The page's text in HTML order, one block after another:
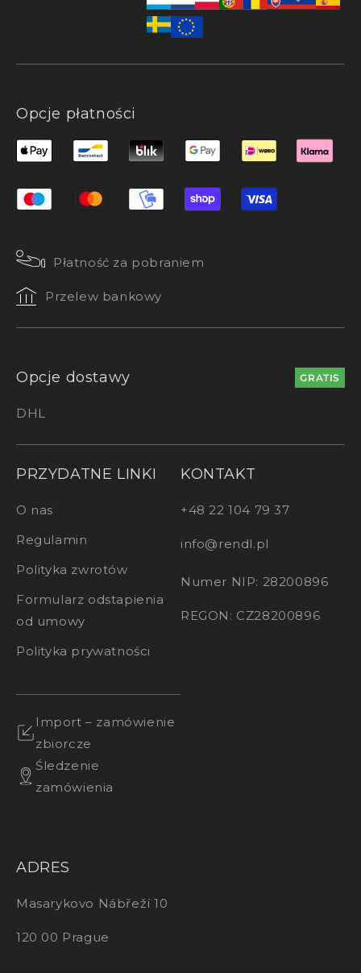
Opcje płatności
Płatność za pobraniem
Przelew bankowy
Opcje dostawy GRATIS
DHL
PRZYDATNE LINKI
O nas
Regulamin
Polityka zwrotów
Formularz odstapienia
od umowy
Polityka prywatności
Import – zamówienie
zbiorcze
Śledzenie
zamówienia
KONTAKT
+48 22 104 79 37
info@rendl.pl
Numer NIP: 28200896
REGON: CZ28200896
ADRES
Masarykovo Nábřeží 10
120 00 Prague